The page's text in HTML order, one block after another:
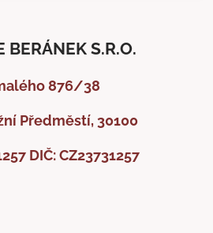
BERÁNEK S.R.O.
876/38
Předměstí, 30100
DIČ: CZ23731257